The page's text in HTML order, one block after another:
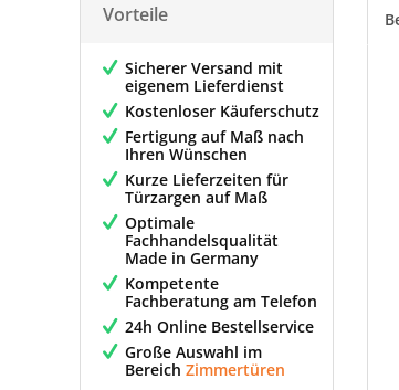
Vorteile
Sicherer Versand mit
eigenem Lieferdienst
Kostenloser Käuferschutz
Fertigung auf Maß nach
Ihren Wünschen
Kurze Lieferzeiten für
Türzargen auf Maß
Optimale
Fachhandelsqualität
Made in Germany
Kompetente
Fachberatung am Telefon
24h Online Bestellservice
Große Auswahl im
Bereich Zimmertüren